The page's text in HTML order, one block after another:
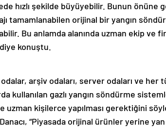
hızlı şekilde büyüyebilir. Bunun önüne
tamamlanabilen orijinal bir yangın
Bu anlamda alanında uzman ekip ve
konuştu.
arşiv odaları, server odaları ve her
kullanılan gazlı yangın söndürme
uzman kişilerce yapılması gerektiğini
“Piyasada orijinal ürünler yerine